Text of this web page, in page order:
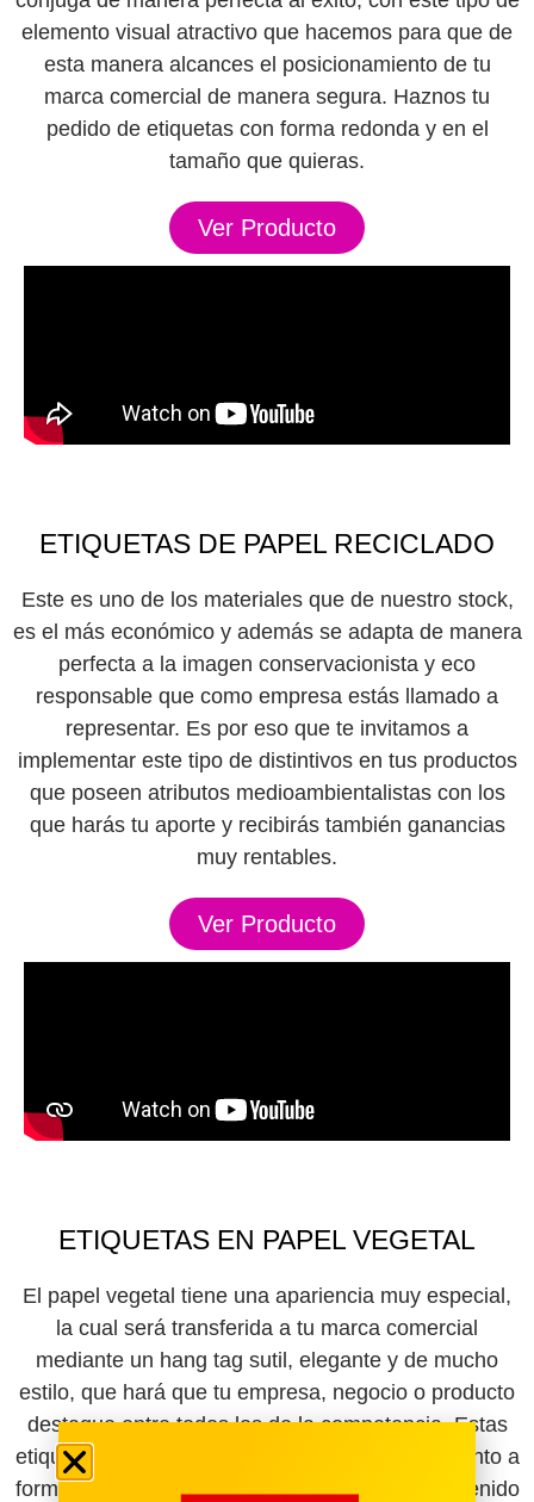
elemento visual atractivo que hacemos para que de
esta manera alcances el posicionamiento de tu
marca comercial de manera segura. Haznos tu
pedido de etiquetas con forma redonda y en el
tamaño que quieras.
Ver Producto
ETIQUETAS DE PAPEL RECICLADO
Este es uno de los materiales que de nuestro stock,
es el más económico y además se adapta de manera
perfecta a la imagen conservacionista y eco
responsable que como empresa estás llamado a
representar. Es por eso que te invitamos a
implementar este tipo de distintivos en tus productos
que poseen atributos medioambientalistas con los
que harás tu aporte y recibirás también ganancias
muy rentables.
Ver Producto
ETIQUETAS EN PAPEL VEGETAL
El papel vegetal tiene una apariencia muy especial,
la cual será transferida a tu marca comercial
mediante un hang tag sutil, elegante y de mucho
estilo, que hará que tu empresa, negocio o producto
destaque entre todos los de la competencia. Estas
etiquetas también te ofrecen alternativas en cuanto a
formas, tamaños, colores y más. Decide el contenido